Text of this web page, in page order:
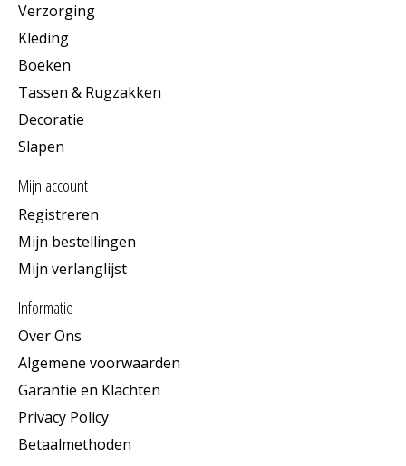
Verzorging
Kleding
Boeken
Tassen & Rugzakken
Decoratie
Slapen
Mijn account
Registreren
Mijn bestellingen
Mijn verlanglijst
Informatie
Over Ons
Algemene voorwaarden
Garantie en Klachten
Privacy Policy
Betaalmethoden